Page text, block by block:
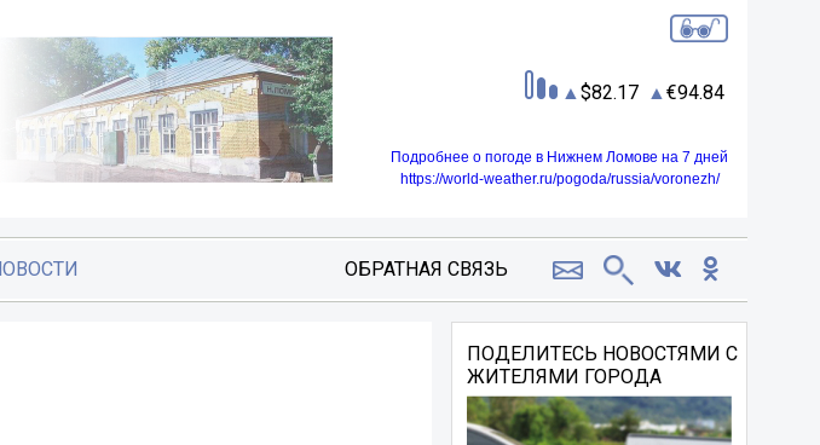
82.17 94.84
Подробнее о погоде в Нижнем Ломове на 7 дней
https://world-weather.ru/pogoda/russia/voronezh/
ОБРАТНАЯ СВЯЗЬ
ПОДЕЛИТЕСЬ НОВОСТЯМИ С
ЖИТЕЛЯМИ ГОРОДА